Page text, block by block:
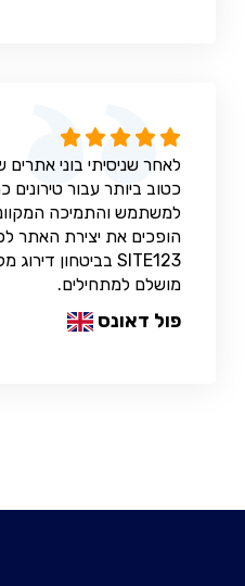
כטוב ביותר עבור טירונים
למשתמש והתמיכה
הופכים את יצירת האתר
מושלם למתחילים.
פול דאונס